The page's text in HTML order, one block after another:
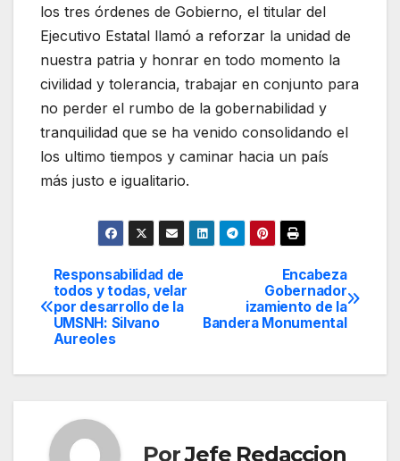
los tres órdenes de Gobierno, el titular del
Ejecutivo Estatal llamó a reforzar la unidad de
nuestra patria y honrar en todo momento la
civilidad y tolerancia, trabajar en conjunto para
no perder el rumbo de la gobernabilidad y
tranquilidad que se ha venido consolidando el
los ultimo tiempos y caminar hacia un país
más justo e igualitario.
Navegación
de
Encabeza
Gobernador
izamiento de la
Bandera Monumental
Responsabilidad de
todos y todas, velar
por desarrollo de la
UMSNH: Silvano
Aureoles
PorJefe Redaccion